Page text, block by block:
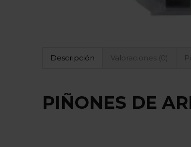
Descripción Valoraciones (0)
PIÑONES DE